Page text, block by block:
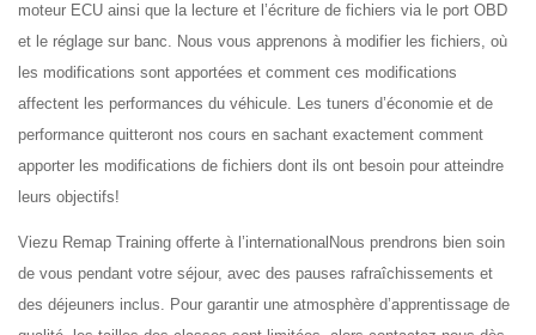
moteur ECU ainsi que la lecture et l’écriture de fichiers via le port OBD
et le réglage sur banc. Nous vous apprenons à modifier les fichiers, où
les modifications sont apportées et comment ces modifications
affectent les performances du véhicule. Les tuners d’économie et de
performance quitteront nos cours en sachant exactement comment
apporter les modifications de fichiers dont ils ont besoin pour atteindre
leurs objectifs!
Viezu Remap Training offerte à l’internationalNous prendrons bien soin
de vous pendant votre séjour, avec des pauses rafraîchissements et
des déjeuners inclus. Pour garantir une atmosphère d’apprentissage de